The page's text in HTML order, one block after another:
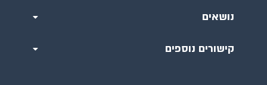
נושאים
קישורים נוספים